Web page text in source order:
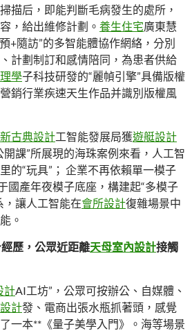
描后，即能判斷毛病發生的處所，
，給出維修計劃。 養生住宅廣東慧
+隨訪”的多智能體協作網絡，分別
計劃制訂和感情陪同，為患者供給
學子科技研發的“麗幀引擎”具備版權
銷行業疾速天生作品并識別版權風
新古典設計工智能發展局獲遊艇設計
開課”所展現的海珠案例來看，人工智
的“玩具”； 企業不再依賴單一模子
國產年夜模子底座，構建起“多模子
，讓人工智能在會所設計復雜場景中
。
歷，公眾近距離天母室內設計接觸
計AI工坊”，公眾可按辦公、自媒體、
計發、電商出張水瓶抓著頭，感覺
一本**《量子美學入門》。海等場景